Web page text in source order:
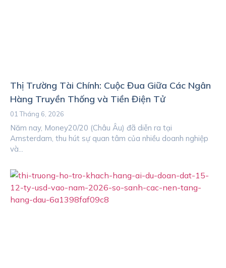
Thị Trường Tài Chính: Cuộc Đua Giữa Các Ngân
Hàng Truyền Thống và Tiền Điện Tử
01 Tháng 6, 2026
Năm nay, Money20/20 (Châu Âu) đã diễn ra tại
Amsterdam, thu hút sự quan tâm của nhiều doanh nghiệp
và...